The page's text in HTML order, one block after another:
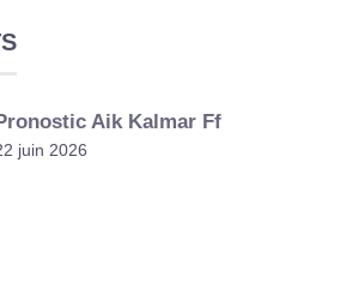
Aik Kalmar Ff
juin 2026